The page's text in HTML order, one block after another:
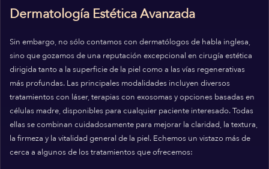
Dermatología Estética Avanzada
Sin embargo, no sólo contamos con dermatólogos de habla inglesa,
sino que gozamos de una reputación excepcional en cirugía estética
dirigida tanto a la superficie de la piel como a las vías regenerativas
más profundas. Las principales modalidades incluyen diversos
tratamientos con láser, terapias con exosomas y opciones basadas en
células madre, disponibles para cualquier paciente interesado. Todas
ellas se combinan cuidadosamente para mejorar la claridad, la textura,
la firmeza y la vitalidad general de la piel. Echemos un vistazo más de
cerca a algunos de los tratamientos que ofrecemos: